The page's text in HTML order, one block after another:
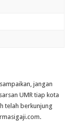
jangan
UMR tiap kota
telah berkunjung